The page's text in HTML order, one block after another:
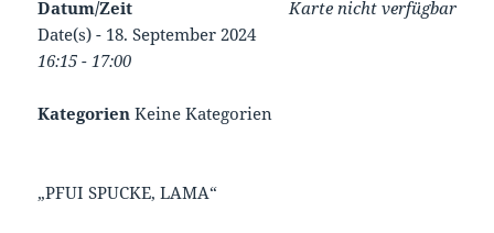
Karte nicht verfügbar
Datum/Zeit
Date(s) - 18. September 2024
16:15 - 17:00
Kategorien Keine Kategorien
„PFUI SPUCKE, LAMA“